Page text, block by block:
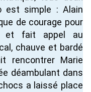
est simple : Alain
de courage pour
et fait appel au
chauve et bardé
rencontrer Marie
déambulant dans
a laissé place